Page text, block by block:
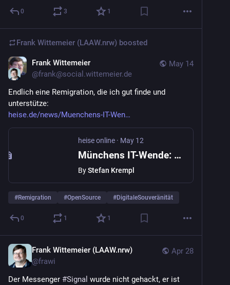
0 3 1
Frank Wittemeier (LAAW.nrw) boosted
May 14
Frank Wittemeier
@frank@social.wittemeier.de
Endlich eine Remigration, die ich gut finde und
unterstütze:
heise.de/news/Muenchens-IT-Wen…
heise online · May 12
Münchens IT-Wende: Open Source ist für die neue Koalition der Normalfall
ByStefan Krempl
#Remigration #OpenSource #DigitaleSouveränität
0 1 1
Apr 28
Frank Wittemeier (LAAW.nrw)
@frawi
Der Messenger #Signal wurde nicht gehackt, er ist